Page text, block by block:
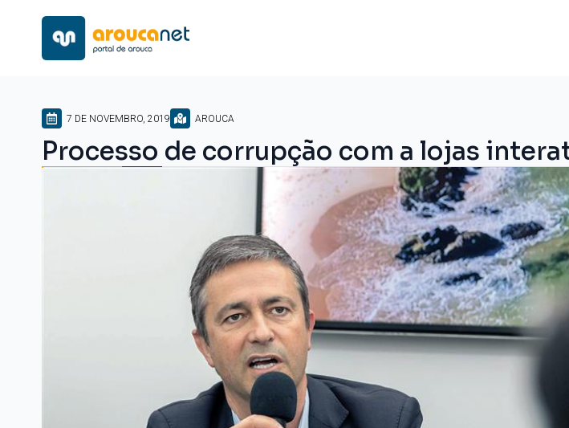
7 DE NOVEMBRO, 2019 AROUCA
Processo de corrupção com a lojas